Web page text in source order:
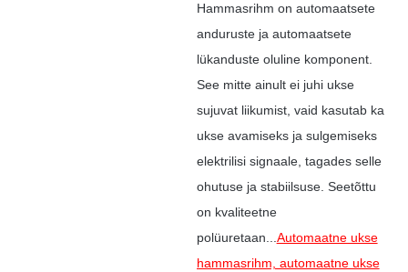
Hammasrihm on automaatsete
anduruste ja automaatsete
lükanduste oluline komponent.
See mitte ainult ei juhi ukse
sujuvat liikumist, vaid kasutab ka
ukse avamiseks ja sulgemiseks
elektrilisi signaale, tagades selle
ohutuse ja stabiilsuse. Seetõttu
on kvaliteetne
polüuretaan... Automaatne ukse
hammasrihm, automaatne ukse